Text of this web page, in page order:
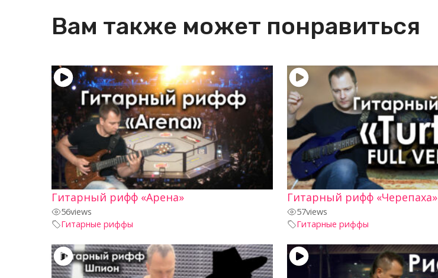
Вам также может понравиться
Гитарный рифф «Арена»
56views
Гитарные риффы
Гитарный рифф «Черепаха»
57views
Гитарные риффы